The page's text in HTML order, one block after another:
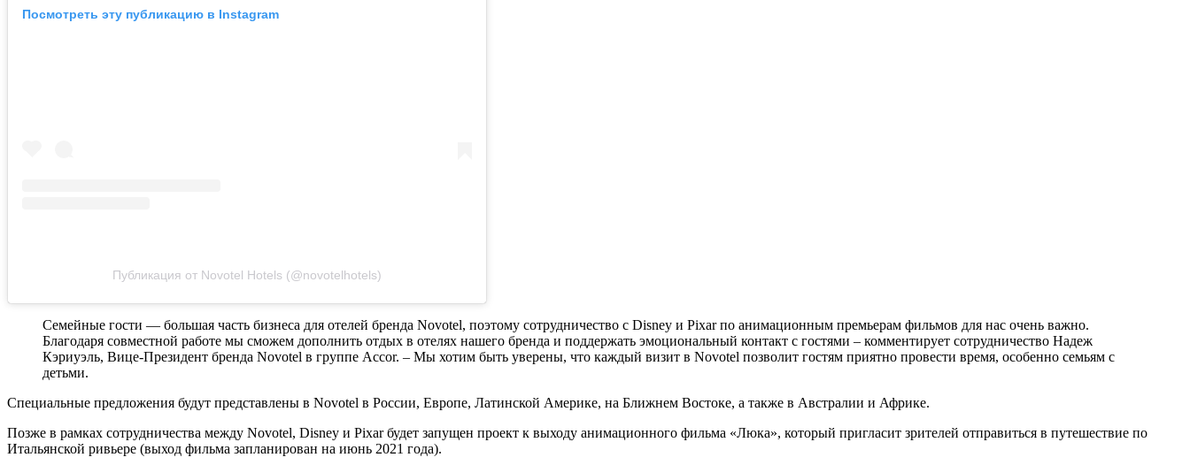
Посмотреть эту публикацию в Instagram
Публикация от Novotel Hotels (@novotelhotels)
Семейные гости — большая часть бизнеса для отелей бренда Novotel, поэтому сотрудничество с Disney и Pixar по анимационным премьерам фильмов для нас очень важно.
Благодаря совместной работе мы сможем дополнить отдых в отелях нашего бренда и поддержать эмоциональный контакт с гостями – комментирует сотрудничество Надеж
Кэриуэль, Вице-Президент бренда Novotel в группе Accor. – Мы хотим быть уверены, что каждый визит в Novotel позволит гостям приятно провести время, особенно семьям с
детьми.
Специальные предложения будут представлены в Novotel в России, Европе, Латинской Америке, на Ближнем Востоке, а также в Австралии и Африке.
Позже в рамках сотрудничества между Novotel, Disney и Pixar будет запущен проект к выходу анимационного фильма «Люка», который пригласит зрителей отправиться в путешествие по
Итальянской ривьере (выход фильма запланирован на июнь 2021 года).